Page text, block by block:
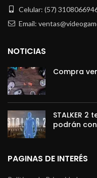
Celular: (57)
Email:
NOTICIAS
Compra
STALKER
podrán
PAGINAS DE INTERÉS